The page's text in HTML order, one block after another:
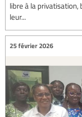
libre à la privatisation,
leur...
25 février 2026